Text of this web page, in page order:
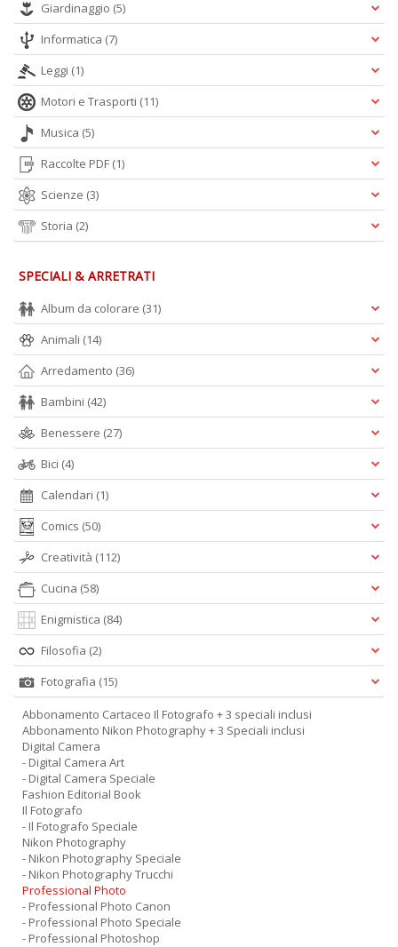
Giardinaggio (5)
Informatica (7)
Leggi (1)
Motori e Trasporti (11)
Musica (5)
Raccolte PDF (1)
Scienze (3)
Storia (2)
SPECIALI & ARRETRATI
Album da colorare (31)
Animali (14)
Arredamento (36)
Bambini (42)
Benessere (27)
Bici (4)
Calendari (1)
Comics (50)
Creatività (112)
Cucina (58)
Enigmistica (84)
Filosofia (2)
Fotografia (15)
Abbonamento Cartaceo Il Fotografo + 3 speciali inclusi
Abbonamento Nikon Photography + 3 Speciali inclusi
Digital Camera
- Digital Camera Art
- Digital Camera Speciale
Fashion Editorial Book
Il Fotografo
- Il Fotografo Speciale
Nikon Photography
- Nikon Photography Speciale
- Nikon Photography Trucchi
Professional Photo
- Professional Photo Canon
- Professional Photo Speciale
- Professional Photoshop